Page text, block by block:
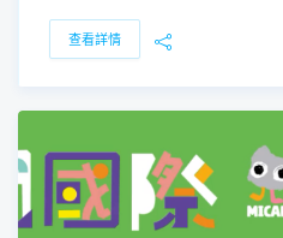
查看詳情